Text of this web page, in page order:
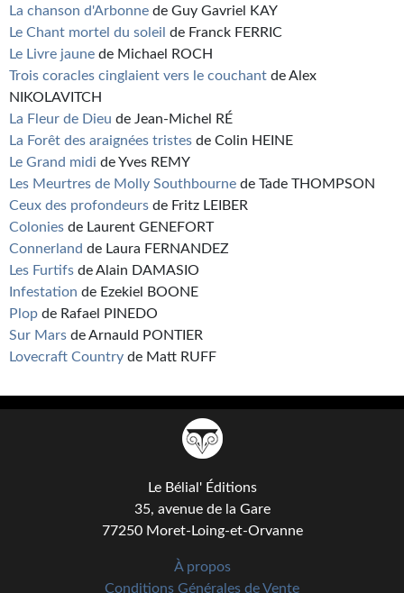
La chanson d'Arbonne de Guy Gavriel KAY
Le Chant mortel du soleil de Franck FERRIC
Le Livre jaune de Michael ROCH
Trois coracles cinglaient vers le couchant de Alex
NIKOLAVITCH
La Fleur de Dieu de Jean-Michel RÉ
La Forêt des araignées tristes de Colin HEINE
Le Grand midi de Yves REMY
Les Meurtres de Molly Southbourne de Tade THOMPSON
Ceux des profondeurs de Fritz LEIBER
Colonies de Laurent GENEFORT
Connerland de Laura FERNANDEZ
Les Furtifs de Alain DAMASIO
Infestation de Ezekiel BOONE
Plop de Rafael PINEDO
Sur Mars de Arnauld PONTIER
Lovecraft Country de Matt RUFF
Le Bélial' Éditions
35, avenue de la Gare
77250 Moret-Loing-et-Orvanne
À propos
Conditions Générales de Vente